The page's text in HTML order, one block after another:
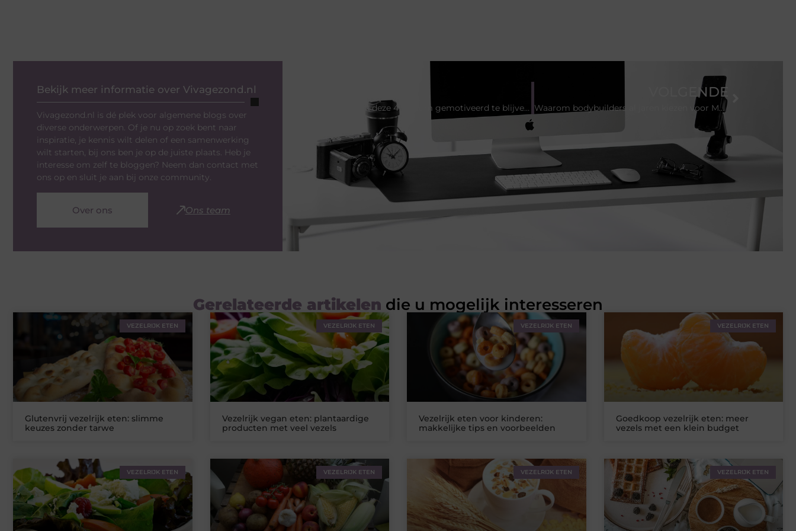
Bekijk meer informatie over Vivagezond.nl
Vivagezond.nl is dé plek voor algemene blogs over
diverse onderwerpen. Of je nu op zoek bent naar
inspiratie, je kennis wilt delen of een samenwerking
wilt starten, bij ons ben je op de juiste plaats. Heb je
interesse om zelf te bloggen? Neem dan contact met
ons op en sluit je aan bij onze community.
Over ons Ons team
Gebruik deze 4 tips om gemotiveerd te blijven met een sportieve lifestyle!
VOLGENDE
Waarom bodybuilders al jaren kiezen voor Meal Prep
Gerelateerde artikelen die u mogelijk interesseren
VEZELRIJK ETEN
Glutenvrij vezelrijk eten: slimme
keuzes zonder tarwe
VEZELRIJK ETEN
Vezelrijk vegan eten: plantaardige
producten met veel vezels
VEZELRIJK ETEN
Vezelrijk eten voor kinderen:
makkelijke tips en voorbeelden
VEZELRIJK ETEN
Goedkoop vezelrijk eten: meer
vezels met een klein budget
VEZELRIJK ETEN VEZELRIJK ETEN VEZELRIJK ETEN VEZELRIJK ETEN